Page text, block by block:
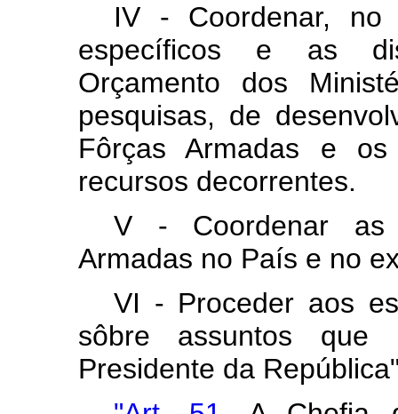
IV - Coordenar, no
específicos e as
Orçamento dos
pesquisas, de
Fôrças Armadas e
recursos decorrentes.
V - Coordenar as
Armadas no País e no
VI - Proceder aos
sôbre assuntos que
Presidente da